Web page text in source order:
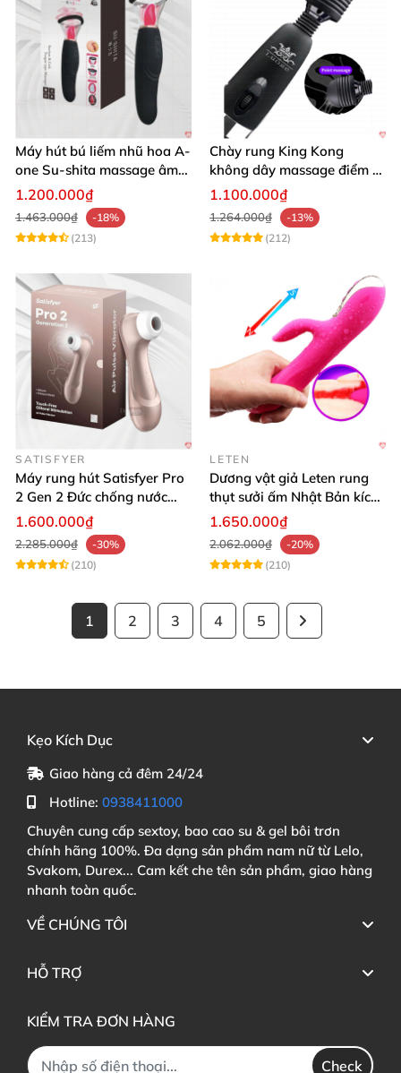
Máy hút bú liếm nhũ hoa A-
one Su-shita massage âm
đạo độc đáo
1.200.000₫
1.463.000₫
-18%
(213)
Chày rung King Kong
không dây massage điểm G
sạc USB tiện lợi cao cấp
1.100.000₫
1.264.000₫
-13%
(212)
SATISFYER
Máy rung hút Satisfyer Pro
2 Gen 2 Đức chống nước
massage điểm G sạc pin
1.600.000₫
2.285.000₫
-30%
(210)
LETEN
Dương vật giả Leten rung
thụt sưởi ấm Nhật Bản kích
thích điểm G
1.650.000₫
2.062.000₫
-20%
(210)
1 2 3 4 5
Kẹo Kích Dục
Giao hàng cả đêm 24/24
Hotline: 0938411000
Chuyên cung cấp sextoy, bao cao su & gel bôi trơn
chính hãng 100%. Đa dạng sản phẩm nam nữ từ Lelo,
Svakom, Durex... Cam kết che tên sản phẩm, giao hàng
nhanh toàn quốc.
VỀ CHÚNG TÔI
HỖ TRỢ
KIỂM TRA ĐƠN HÀNG
Check